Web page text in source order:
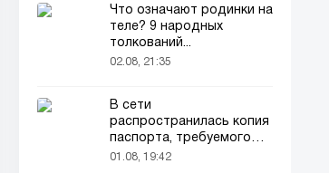
Что означают родинки на
теле? 9 народных
толкований...
02.08, 21:35
В сети
распространилась копия
паспорта, требуемого
для домашних животных
01.08, 19:42